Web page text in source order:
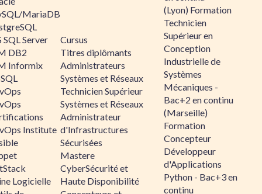
MariaDB
SQL Server
DB2
Informix
Institute
Logicielle
Cursus
Titres diplômants
Administrateurs
Systèmes et Réseaux
Technicien Supérieur
Systèmes et Réseaux
Administrateur
d'Infrastructures
Sécurisées
Mastere
CyberSécurité et
Haute Disponibilité
(Lyon) Formation
Technicien
Supérieur en
Conception
Industrielle de
Systèmes
Mécaniques -
Bac+2 en continu
(Marseille)
Formation
Concepteur
Développeur
d'Applications
Python - Bac+3 en
continu